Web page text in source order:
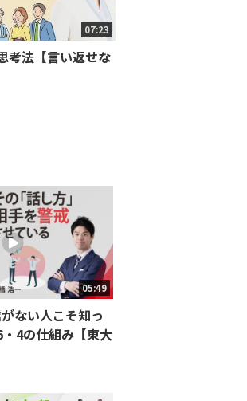
07:23
考法【言い返せな
05:49
ない人こそ知っ
4の仕組み【東大